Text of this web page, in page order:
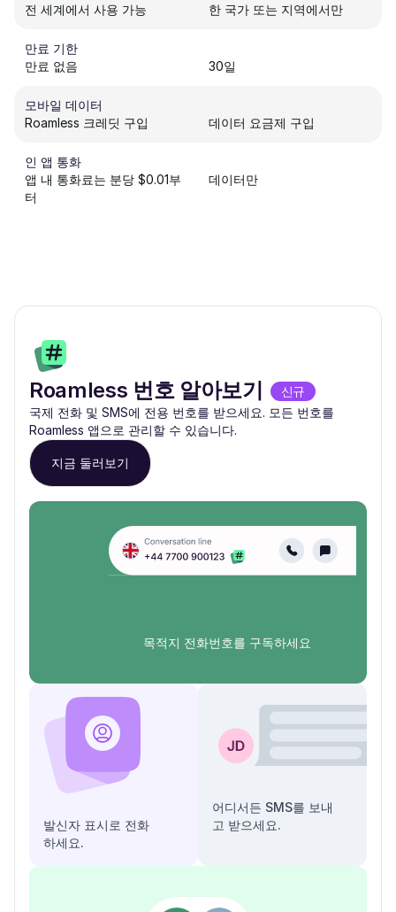
전 세계에서 사용 가능
한 국가 또는 지역에서만
만료 기한
만료 없음
30일
모바일 데이터
Roamless 크레딧 구입
데이터 요금제 구입
인 앱 통화
앱 내 통화료는 분당 $0.01부
터
데이터만
Roamless 번호 알아보기
신규
국제 전화 및 SMS에 전용 번호를 받으세요. 모든 번호를
Roamless 앱으로 관리할 수 있습니다.
지금 둘러보기
목적지 전화번호를 구독하세요
발신자 표시로 전화
하세요.
어디서든 SMS를 보내
고 받으세요.